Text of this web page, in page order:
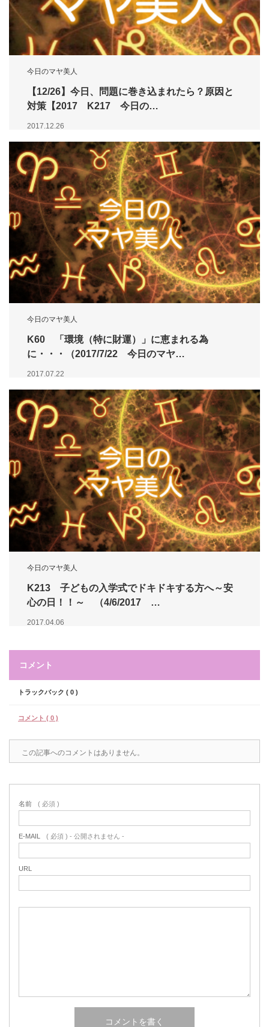
今日のマヤ美人
【12/26】今日、問題に巻き込まれたら？原因と
対策【2017 K217 今日の…
2017.12.26
今日のマヤ美人
K60 「環境（特に財運）」に恵まれる為
に・・・（2017/7/22 今日のマヤ…
2017.07.22
今日のマヤ美人
K213 子どもの入学式でドキドキする方へ～安
心の日！！～ （4/6/2017 …
2017.04.06
コメント
トラックバック ( 0 )
コメント ( 0 )
この記事へのコメントはありません。
名前 ( 必須 )
E-MAIL ( 必須 ) - 公開されません -
URL